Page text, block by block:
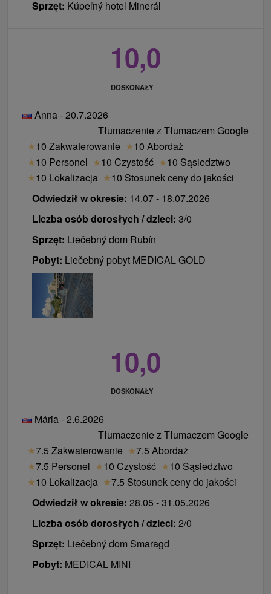
Sprzęt: Kúpeľný hotel Minerál
10,0
DOSKONAŁY
Anna - 20.7.2026
Tłumaczenie z Tłumaczem Google
★10 Zakwaterowanie ★10 Abordaż
★10 Personel ★10 Czystość ★10 Sąsiedztwo
★10 Lokalizacja ★10 Stosunek ceny do jakości
Odwiedził w okresie: 14.07 - 18.07.2026
Liczba osób dorosłych / dzieci: 3/0
Sprzęt: Liečebný dom Rubín
Pobyt: Liečebný pobyt MEDICAL GOLD
10,0
DOSKONAŁY
Mária - 2.6.2026
Tłumaczenie z Tłumaczem Google
★7.5 Zakwaterowanie ★7.5 Abordaż
★7.5 Personel ★10 Czystość ★10 Sąsiedztwo
★10 Lokalizacja ★7.5 Stosunek ceny do jakości
Odwiedził w okresie: 28.05 - 31.05.2026
Liczba osób dorosłych / dzieci: 2/0
Sprzęt: Liečebný dom Smaragd
Pobyt: MEDICAL MINI